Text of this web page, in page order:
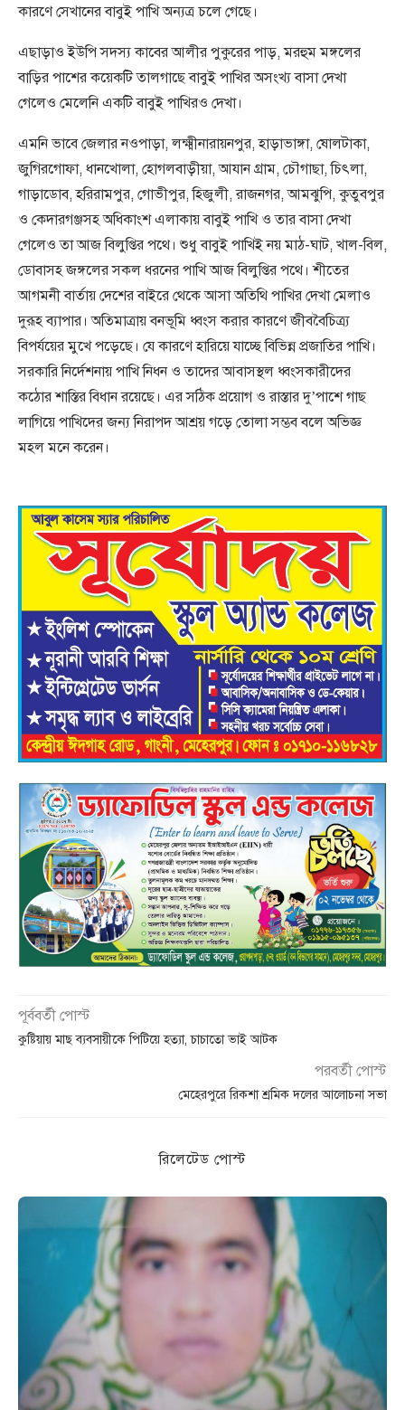
কারণে সেখানের বাবুই পাখি অন্যত্র চলে গেছে।
এছাড়াও ইউপি সদস্য কাবের আলীর পুকুরের পাড়, মরহুম মঙ্গলের
বাড়ির পাশের কয়েকটি তালগাছে বাবুই পাখির অসংখ্য বাসা দেখা
গেলেও মেলেনি একটি বাবুই পাখিরও দেখা।
এমনি ভাবে জেলার নওপাড়া, লক্ষ্মীনারায়নপুর, হাড়াভাঙ্গা, ষোলটাকা,
জুগিরগোফা, ধানখোলা, হোগলবাড়ীয়া, আযান গ্রাম, চৌগাছা, চিৎলা,
গাড়াডোব, হরিরামপুর, গোভীপুর, হিজুলী, রাজনগর, আমঝুপি, কুতুবপুর
ও কেদারগঞ্জসহ অধিকাংশ এলাকায় বাবুই পাখি ও তার বাসা দেখা
গেলেও তা আজ বিলুপ্তির পথে। শুধু বাবুই পাখিই নয় মাঠ-ঘাট, খাল-বিল,
ডোবাসহ জঙ্গলের সকল ধরনের পাখি আজ বিলুপ্তির পথে। শীতের
আগমনী বার্তায় দেশের বাইরে থেকে আসা অতিথি পাখির দেখা মেলাও
দুরূহ ব্যাপার। অতিমাত্রায় বনভূমি ধ্বংস করার কারণে জীববৈচিত্র্য
বিপর্যয়ের মুখে পড়েছে। যে কারণে হারিয়ে যাচ্ছে বিভিন্ন প্রজাতির পাখি।
সরকারি নির্দেশনায় পাখি নিধন ও তাদের আবাসস্থল ধ্বংসকারীদের
কঠোর শাস্তির বিধান রয়েছে। এর সঠিক প্রয়োগ ও রাস্তার দু’পাশে গাছ
লাগিয়ে পাখিদের জন্য নিরাপদ আশ্রয় গড়ে তোলা সম্ভব বলে অভিজ্ঞ
মহল মনে করেন।
পূর্ববর্তী পোস্ট
কুষ্টিয়ায় মাছ ব্যবসায়ীকে পিটিয়ে হত্যা, চাচাতো ভাই আটক
পরবর্তী পোস্ট
মেহেরপুরে রিকশা শ্রমিক দলের আলোচনা সভা
রিলেটেড পোস্ট